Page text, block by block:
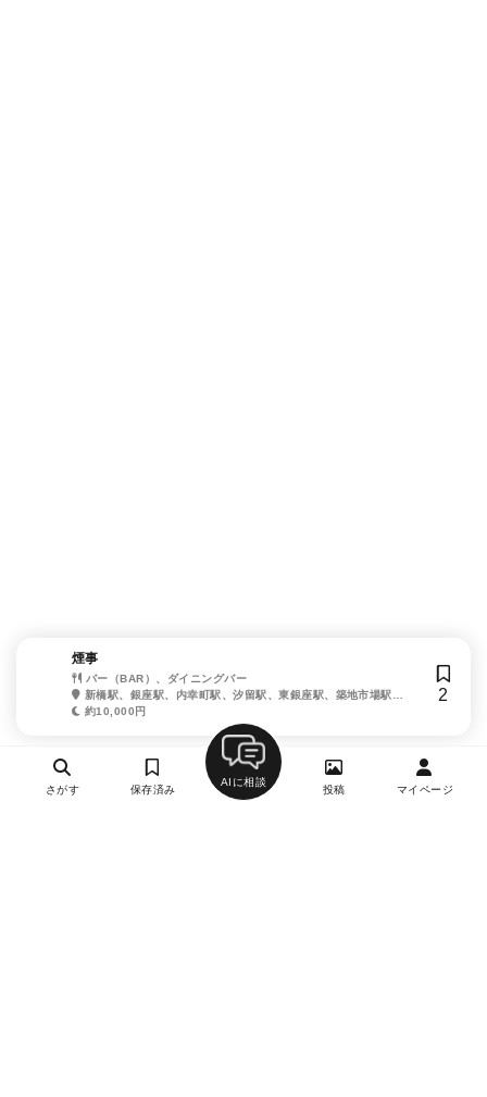
煙事
バー（BAR）、ダイニングバー
新橋駅、銀座駅、内幸町駅、汐留駅、東銀座駅、築地市場駅、
日比谷駅
約10,000円
2
さがす 保存済み
AIに相談
投稿 マイページ